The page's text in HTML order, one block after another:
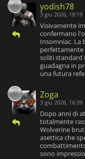
yodish78
3 giu 2026, 18:19
Visivamente
confermano
Insomniac.
perfettamente
soliti standard
guadagna in
una futura
Zoga
3 giu 2026, 16:39
Dopo anni di
totalmente
Wolverine
asettica che
sono